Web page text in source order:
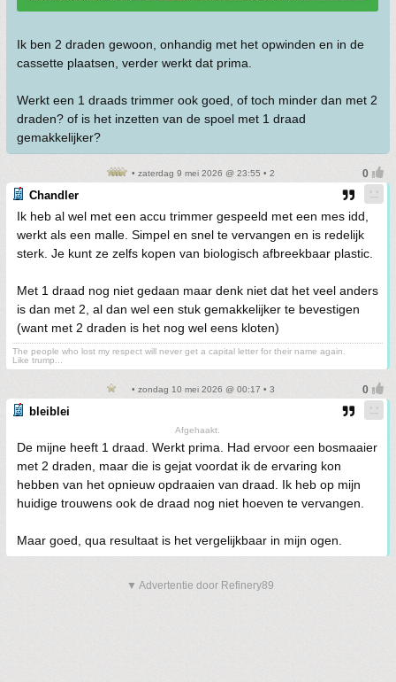
Ik ben 2 draden gewoon, onhandig met het opwinden en in de
cassette plaatsen, verder werkt dat prima.
Werkt een 1 draads trimmer ook goed, of toch minder dan met 2
draden? of is het inzetten van de spoel met 1 draad
gemakkelijker?
• zaterdag 9 mei 2026 @ 23:55 • 2
Chandler
Ik heb al wel met een accu trimmer gespeeld met een mes idd,
werkt als een malle. Simpel en snel te vervangen en is redelijk
sterk. Je kunt ze zelfs kopen van biologisch afbreekbaar plastic.
Met 1 draad nog niet gedaan maar denk niet dat het veel anders
is dan met 2, al dan wel een stuk gemakkelijker te bevestigen
(want met 2 draden is het nog wel eens kloten)
The people who lost my respect will never get a capital letter for their name again.
Like trump...
• zondag 10 mei 2026 @ 00:17 • 3
bleiblei
Afgehaakt.
De mijne heeft 1 draad. Werkt prima. Had ervoor een bosmaaier
met 2 draden, maar die is gejat voordat ik de ervaring kon
hebben van het opnieuw opdraaien van draad. Ik heb op mijn
huidige trouwens ook de draad nog niet hoeven te vervangen.
Maar goed, qua resultaat is het vergelijkbaar in mijn ogen.
▼ Advertentie door Refinery89